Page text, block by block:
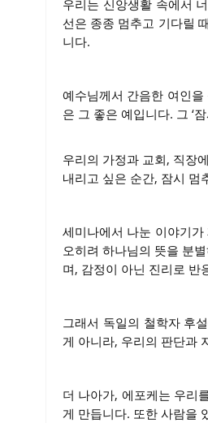
우리는 신앙생활 속에서
선은 종종 멈추고 기다릴
니다.
예수님께서 간음한 여인
은 그 좋은 예입니다. 그 ‘
우리의 가정과 교회, 직장
내리고 싶은 순간, 잠시 멈
세미나에서 나눈 이야기
오히려 하나님의 뜻을 분
며, 감정이 아닌 진리로 반
그래서 독일의 철학자 후
게 아니라, 우리의 판단과
더 나아가, 에포케는 우리
게 만듭니다. 또한 사람을